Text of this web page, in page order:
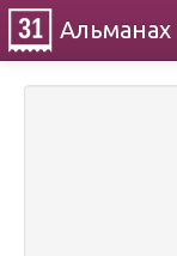
Альманах